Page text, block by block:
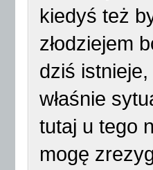
kiedyś też
złodziejem
dziś
właśnie
tutaj u tego
mogę